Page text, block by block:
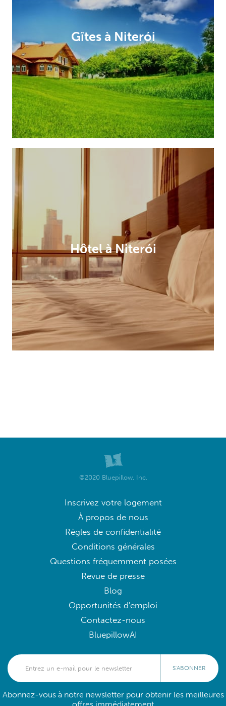
Gîtes à Niterói
Hôtel à Niterói
©2020 Bluepillow, Inc.
Inscrivez votre logement
À propos de nous
Règles de confidentialité
Conditions générales
Questions fréquemment posées
Revue de presse
Blog
Opportunités d'emploi
Contactez-nous
BluepillowAI
S'ABONNER
Abonnez-vous à notre newsletter pour obtenir les meilleures
offres immédiatement